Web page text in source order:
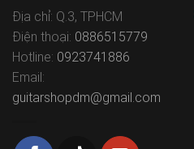
Địa chỉ: Q.3, TPHCM
Điện thoại: 0886515779
Hotline: 0923741886
Email:
guitarshopdm@gmail.com